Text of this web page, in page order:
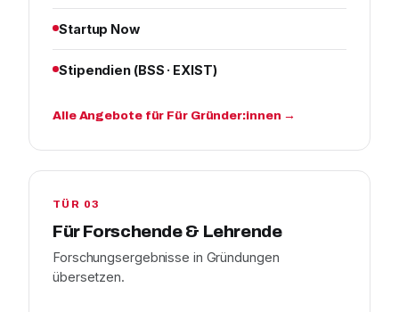
Startup Now
Stipendien (BSS · EXIST)
Alle Angebote für Für Gründer:innen →
TÜR 03
Für Forschende & Lehrende
Forschungsergebnisse in Gründungen
übersetzen.